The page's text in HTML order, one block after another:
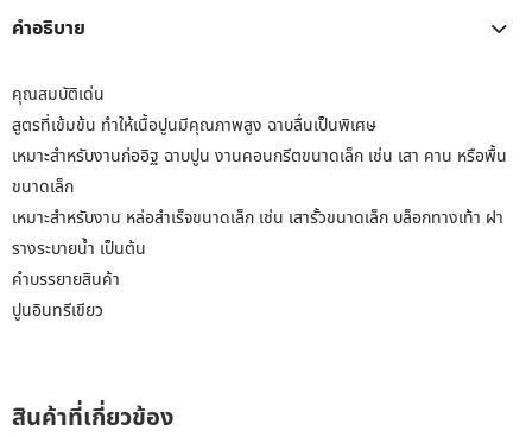
คำอธิบาย
คุณสมบัติเด่น
สูตรที่เข้มข้น ทำให้เนื้อปูนมีคุณภาพสูง ฉาบลื่นเป็นพิเศษ
เหมาะสำหรับงานก่ออิฐ ฉาบปูน งานคอนกรีตขนาดเล็ก เช่น เสา คาน หรือพื้น
ขนาดเล็ก
เหมาะสำหรับงาน หล่อสำเร็จขนาดเล็ก เช่น เสารั้วขนาดเล็ก บล็อกทางเท้า ฝา
รางระบายน้ำ เป็นต้น
คำบรรยายสินค้า
ปูนอินทรีเขียว
สินค้าที่เกี่ยวข้อง